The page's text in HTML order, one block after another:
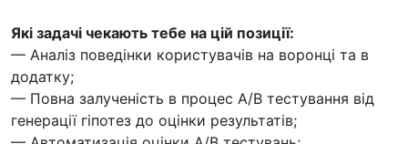
Які задачі чекають тебе на цій позиції:
— Аналіз поведінки користувачів на воронці та в
додатку;
— Повна залученість в процес А/B тестування від
генерації гіпотез до оцінки результатів;